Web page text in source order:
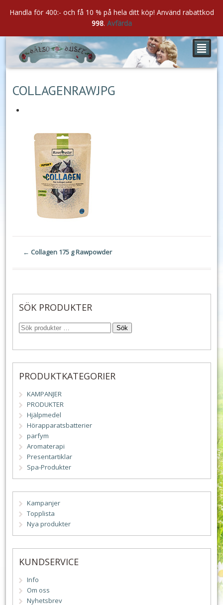
²
COLLAGENRAWJPG
← Collagen 175 g Rawpowder
SÖK PRODUKTER
Sök
PRODUKTKATEGORIER
KAMPANJER
PRODUKTER
Hjälpmedel
Hörapparatsbatterier
parfym
Aromaterapi
Presentartiklar
Spa-Produkter
Kampanjer
Topplista
Nya produkter
KUNDSERVICE
Info
Om oss
Nyhetsbrev
Handla för 400:- och få 10 % på hela ditt köp! Använd rabattkod
998. Avfärda